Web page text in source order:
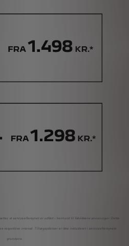
at serviceeftersynet er udført i henhold til fabrikkens anvisninger. Dette
respektive interval. Tillægsydelser er ikke inkluderet i serviceeftersynets
grundpris.